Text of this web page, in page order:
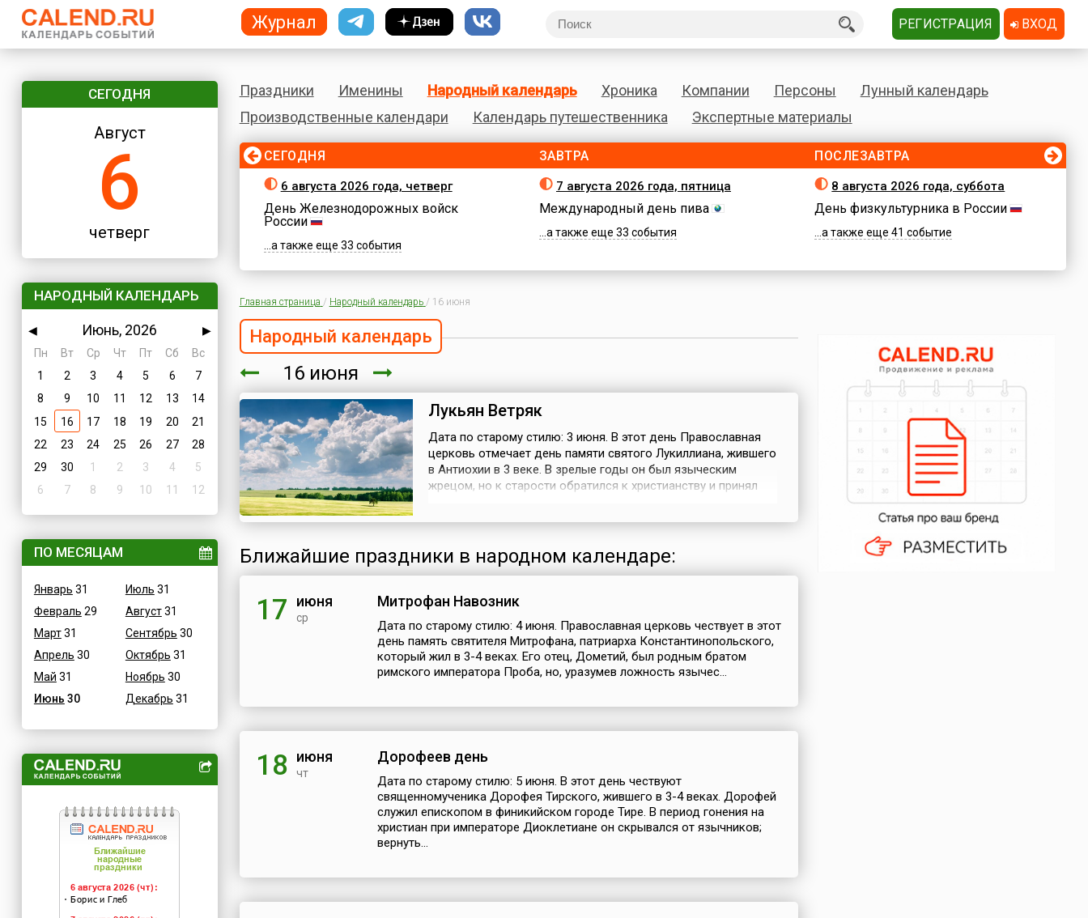
СЕГОДНЯ
Август
6
четверг
НАРОДНЫЙ КАЛЕНДАРЬ
◀ Июнь, 2026
▶
Пн
Вт Ср Чт Пт Сб
Вс
1
2 3 4 5 6
7
8
9 10 11 12 13
14
15
16 17 18 19 20
21
22
23 24 25 26 27
28
29
30 1 2 3 4
5
6
7 8 9 10 11 12
ПО МЕСЯЦАМ
Январь 31
Февраль 29
Март31
Апрель 30
Май 31
Июнь 30
Июль 31
Август31
Сентябрь 30
Октябрь 31
Ноябрь 30
Декабрь 31
Праздники Именины Народный календарь Хроника Компании Персоны
Лунный календарь
Производственные календари
Календарь путешественника Экспертные материалы
СЕГОДНЯ
6 августа 2026 года, четверг
День Железнодорожных войск
России
...а также еще 33 события
ЗАВТРА
7 августа 2026 года, пятница
Международный день пива
...а также еще 33 события
ПОСЛЕЗАВТРА
8 августа 2026 года, суббота
День физкультурника в России
...а также еще 41 событие
Главная страница / Народный календарь / 16 июня
Народный календарь
16 июня
Лукьян Ветряк
Дата по старому стилю: 3 июня. В этот день Православная
церковь отмечает день памяти святого Лукиллиана, жившего
в Антиохии в 3 веке. В зрелые годы он был языческим
жрецом, но к старости обратился к христианству и принял
заключили в темницу. Там...
Ближайшие праздники в народном календаре:
17 июня
ср
Митрофан Навозник
Дата по старому стилю: 4 июня. Православная церковь чествует в этот
день память святителя Митрофана, патриарха Константинопольского,
который жил в 3-4 веках. Его отец, Дометий, был родным братом
римского императора Проба, но, уразумев ложность язычес...
18 июня
чт
Дорофеев день
Дата по старому стилю: 5 июня. В этот день чествуют
священномученика Дорофея Тирского, жившего в 3-4 веках. Дорофей
служил епископом в финикийском городе Тире. В период гонения на
христиан при императоре Диоклетиане он скрывался от язычников;
вернуть...
Журнал РЕГИСТРАЦИЯ ВХОД